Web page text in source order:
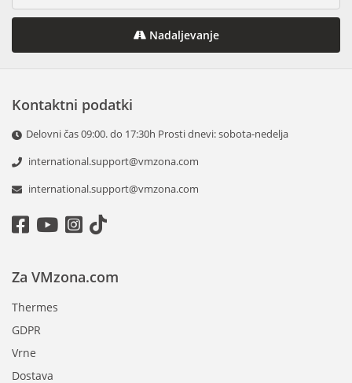
Nadaljevanje
Kontaktni podatki
Delovni čas 09:00. do 17:30h Prosti dnevi: sobota-nedelja
international.support@vmzona.com
international.support@vmzona.com
Za VMzona.com
Thermes
GDPR
Vrne
Dostava